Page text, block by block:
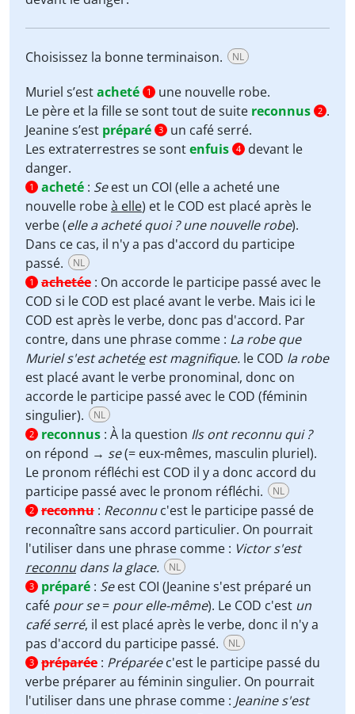
Choisissez la bonne terminaison. NL
Muriel s’estacheté 1
une nouvelle robe.
Le père et la fille se sont tout de suite reconnus 2 .
Jeanine s’est préparé 3
un café serré.
Les extraterrestres se sontenfuis 4
devant le
danger.
1 acheté : Seest un COI (elle a acheté une
nouvelle robeà elle) et le COD est placé après le
verbe (elle a acheté quoi ? une nouvelle robe).
Dans ce cas, il n'y a pas d'accord du participe
passé.
NL
1 achetée : On accorde le participe passé avec le
COD si le COD est placé avant le verbe. Mais ici le
COD est après le verbe, donc pas d'accord. Par
contre, dans une phrase comme : La robe que
Muriel s'est achetéeest magnifique. le COD la robe
est placé avant le verbe pronominal, donc on
accorde le participe passé avec le COD (féminin
singulier).
NL
2 reconnus : À la question Ils ont reconnu qui ?
on répond → se(= eux-mêmes, masculin pluriel).
Le pronom réfléchi est COD il y a donc accord du
participe passé avec le pronom réfléchi.
NL
2 reconnu : Reconnuc'est le participe passé de
reconnaître sans accord particulier. On pourrait
l'utiliser dans une phrase comme : Victor s'est
reconnudans la glace. NL
3 préparé : Seest COI (Jeanine s'est préparé un
café pour se= pour elle-même). Le COD c'est un
café serré, il est placé après le verbe, donc il n'y a
pas d'accord du participe passé.
NL
3 préparée : Préparéec'est le participe passé du
verbe préparer au féminin singulier. On pourrait
l'utiliser dans une phrase comme : Jeanine s'est